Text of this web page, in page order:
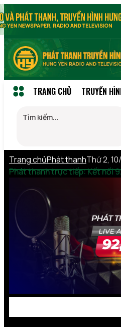
TRANG CHỦ TRUYỀN
Trang chủPhát thanh
Phát thanh trực tiếp: Kết nối
Thứ 2,